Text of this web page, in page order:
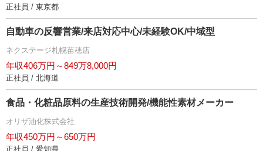
正社員 / 東京都
自動車の反響営業/来店対応中心/未経験OK/中域型
ネクステージ札幌苗穂店
年収406万円～849万8,000円
正社員 / 北海道
食品・化粧品原料の生産技術開発/機能性素材メーカー
オリザ油化株式会社
年収450万円～650万円
正社員 / 愛知県